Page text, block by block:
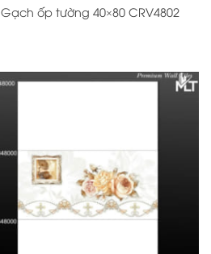
Gạch ốp tường 40×80 CRV4802